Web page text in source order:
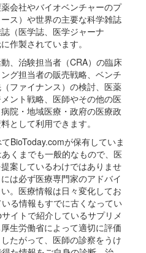
会社やバイオベンチャーのプ
ス）や世界の主要な科学雑誌
（医学誌、医学ジャーナ
作製されています。
、治験担当者（CRA）の臨床
グ担当者の販売戦略、ベンチ
ファイナンス）の検討、医薬
ント戦略、医師やその他の医
院・地域医療・政府の医療政
として利用できます。
BioToday.comが保有していま
くまでも一般的なもので、医
案しているわけではありませ
は必ず医療専門家のアドバイ
。医療情報は日々変化してお
る情報もすでに古くなってい
イトで紹介しているサプリメ
生労働省によって適切に評価
たがって、医師の診察をうけ